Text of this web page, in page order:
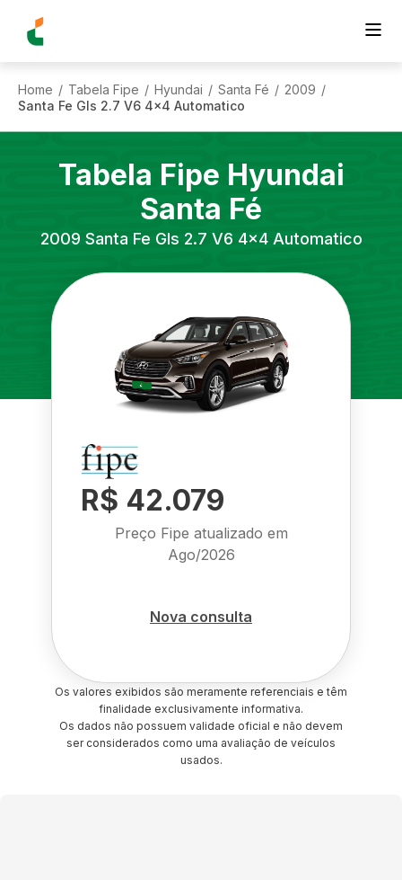
Home / Tabela Fipe / Hyundai / Santa Fé / 2009 /
Santa Fe Gls 2.7 V6 4x4 Automatico
Tabela Fipe Hyundai
Santa Fé
2009 Santa Fe Gls 2.7 V6 4x4 Automatico
R$ 42.079
Preço Fipe atualizado em
Ago/2026
Nova consulta
Os valores exibidos são meramente referenciais e têm
finalidade exclusivamente informativa.
Os dados não possuem validade oficial e não devem
ser considerados como uma avaliação de veículos
usados.